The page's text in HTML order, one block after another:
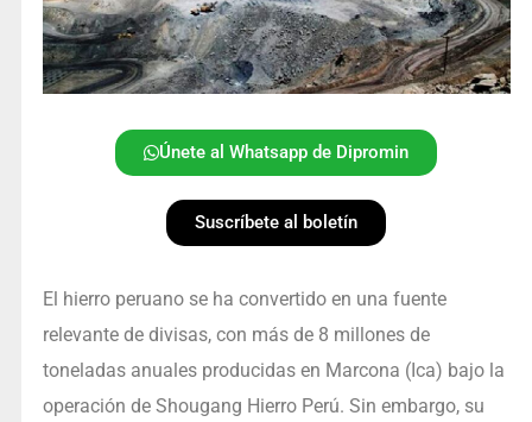
Únete al Whatsapp de Dipromin
Suscríbete al boletín
El hierro peruano se ha convertido en una fuente
relevante de divisas, con más de 8 millones de
toneladas anuales producidas en Marcona (Ica) bajo la
operación de Shougang Hierro Perú. Sin embargo, su